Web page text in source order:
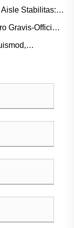
Stabilitas:
Press trends
Gravis-Officium